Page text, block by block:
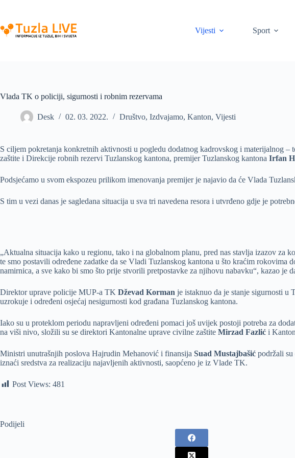
content
Vijesti
Sport
Vlada TK o policiji, sigurnosti i robnim rezervama
Desk 02. 03. 2022. Društvo, Izdvajamo, Kanton, Vijesti
S ciljem pokretanja konkretnih aktivnosti u pogledu dodatnog kadrovskog i materijalnog
zaštite i Direkcije robnih rezervi Tuzlanskog kantona, premijer Tuzlanskog kantona Irfan
Podsjećamo u svom ekspozeu prilikom imenovanja premijer je najavio da će Vlada
S tim u vezi danas je sagledana situacija u sva tri navedena resora i utvrđeno gdje je
„Aktualna situacija kako u regionu, tako i na globalnom planu, pred nas stavlja izazov za
te smo postavili određene zadatke da se Vladi Tuzlanskog kantona u što kraćim
namirnica, a sve kako bi smo što prije stvorili pretpostavke za njihovu nabavku“, kazao je
Direktor uprave policije MUP-a TK Dževad Korman je istaknuo da je stanje sigurnosti u
uzrokuje i određeni osjećaj nesigurnosti kod građana Tuzlanskog kantona.
Iako su u proteklom periodu napravljeni određeni pomaci još uvijek postoji potreba za
na viši nivo, složili su se direktori Kantonalne uprave civilne zaštite Mirzad Fazlić i
Ministri unutrašnjih poslova Hajrudin Mehanović i finansija Suad Mustajbašić podržali
iznaći sredstva za realizaciju najavljenih aktivnosti, saopćeno je iz Vlade TK.
Post Views: 481
Podijeli